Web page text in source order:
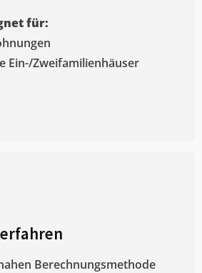
für:
Ein-/Zweifamilienhäuser
Berechnungsmethode